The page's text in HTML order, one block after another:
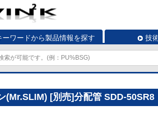
ーワードから製品情報を探す 技
(Mr.SLIM) [別売]分配管 SDD-50SR8